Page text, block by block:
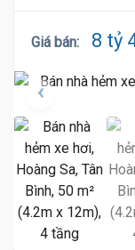
Giá bán: 8 tỷ